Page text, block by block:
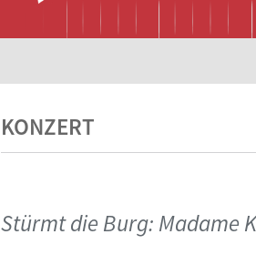
KONZERT
Stürmt die Burg: Madame